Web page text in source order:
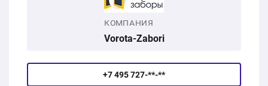
КОМПАНИЯ
Vorota-Zabori
+7 495 727-**-**